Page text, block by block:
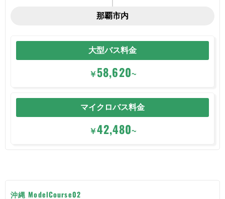
那覇市内
大型バス料金
￥58,620~
マイクロバス料金
￥42,480~
沖縄 ModelCourse02